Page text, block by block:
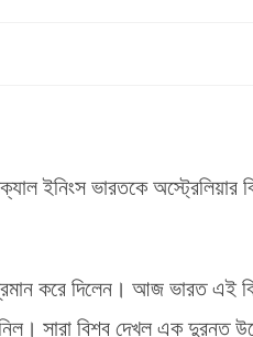
ইনিংস ভারতকে অস্ট্রেলিয়ার
করে দিলেন। আজ ভারত এই
সারা বিশ্ব দেখল এক দুরন্ত